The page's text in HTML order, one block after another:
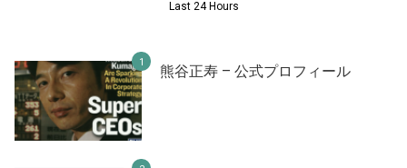
Last 24 Hours
熊谷正寿 – 公式プロフィール